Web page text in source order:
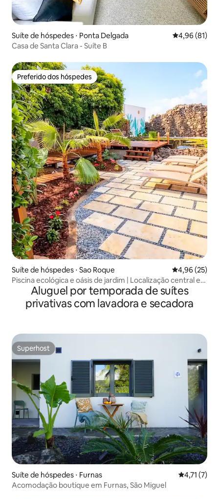
Suíte de hóspedes ⋅ Ponta Delgada 4,96 de uma
4,96 (81)
Casa de Santa Clara - Suíte B
Preferido dos hóspedes
Preferido dos hóspedes
Suíte de hóspedes ⋅ Sao Roque 4,96 de uma
4,96 (25)
Piscina ecológica e oásis de jardim | Localização central e
ar-condicionado
Aluguel por temporada de suítes
privativas com lavadora e secadora
Superhost
Superhost
Suíte de hóspedes ⋅ Furnas 4,71 de
4,71 (7)
Acomodação boutique em Furnas, São Miguel